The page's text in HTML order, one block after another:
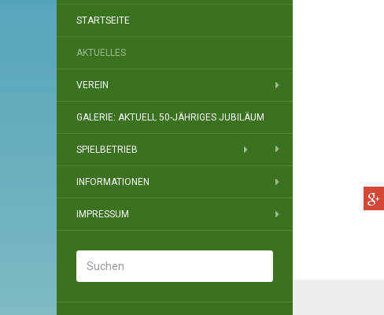
STARTSEITE
AKTUELLES
VEREIN
GALERIE: AKTUELL 50-JÄHRIGES JUBILÄUM
SPIELBETRIEB
INFORMATIONEN
IMPRESSUM